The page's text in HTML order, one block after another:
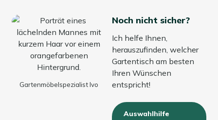
Gartenmöbelspezialist Ivo
Noch nicht sicher?
Ich helfe Ihnen,
herauszufinden, welcher
Gartentisch am besten
Ihren Wünschen
entspricht!
Auswahlhilfe